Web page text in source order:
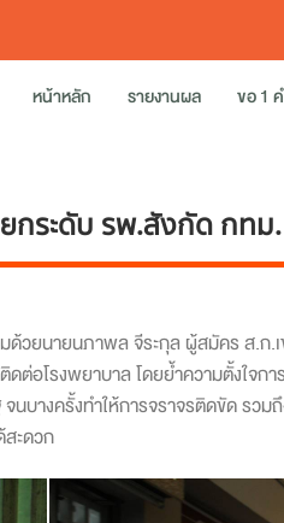
หน้าหลัก รายงานผล ขอ 1
กระดับ รพ.สังกัด กทม.
ยนายนภาพล จีระกุล ผู้สมัคร ส.ก.
ต่อโรงพยาบาล โดยย้ำความตั้งใ
บางครั้งทำให้การจราจรติดขัด รว
ะดวก